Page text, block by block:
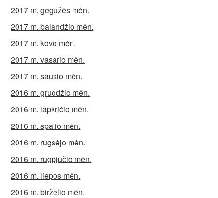
2017 m. gegužės mėn.
2017 m. balandžio mėn.
2017 m. kovo mėn.
2017 m. vasario mėn.
2017 m. sausio mėn.
2016 m. gruodžio mėn.
2016 m. lapkričio mėn.
2016 m. spalio mėn.
2016 m. rugsėjo mėn.
2016 m. rugpjūčio mėn.
2016 m. liepos mėn.
2016 m. birželio mėn.